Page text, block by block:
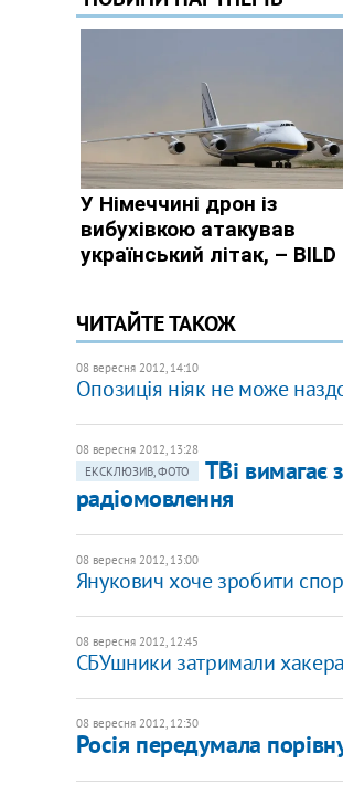
ЧИТАЙТЕ ТАКОЖ
08 вересня 2012, 14:10
Опозиція ніяк не може
08 вересня 2012, 13:28
ЕКСКЛЮЗИВ, ФОТО
ТВі вимагає
радіомовлення
08 вересня 2012, 13:00
Янукович хоче зробити
08 вересня 2012, 12:45
СБУшники затримали
08 вересня 2012, 12:30
Росія передумала